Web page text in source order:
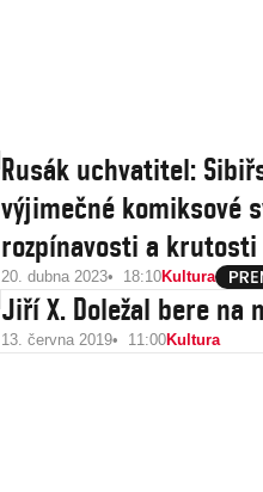
Rusák uchvatitel:
výjimečné komiksové
rozpínavosti a krutosti
20. dubna 2023 18:10Kultura
Jiří X. Doležal bere na
13. června 2019 11:00Kultura